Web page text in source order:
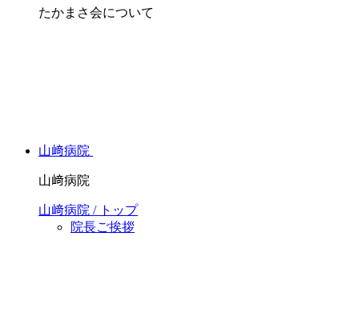
たかまさ会について
山﨑病院
山﨑病院
山﨑病院 / トップ
院長ご挨拶